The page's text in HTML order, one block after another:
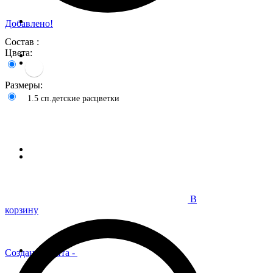
Добавлено!
Состав :
Цвета:
Размеры:
1.5 сп.детские расцветки
В
корзину
Создание сайта -